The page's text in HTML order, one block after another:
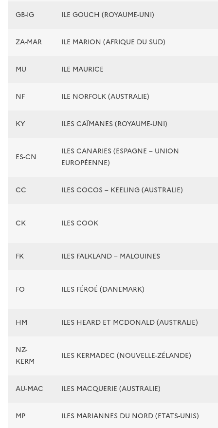
GB-IG ILE GOUCH (ROYAUME-UNI)
ZA-MAR ILE MARION (AFRIQUE DU SUD)
MU ILE MAURICE
NF ILE NORFOLK (AUSTRALIE)
KY ILES CAÏMANES (ROYAUME-UNI)
ES-CN
ILES CANARIES (ESPAGNE – UNION
EUROPÉENNE)
CC ILES COCOS – KEELING (AUSTRALIE)
CK ILES COOK
FK ILES FALKLAND – MALOUINES
FO ILES FÉROÉ (DANEMARK)
HM ILES HEARD ET MCDONALD (AUSTRALIE)
NZ-
KERM
ILES KERMADEC (NOUVELLE-ZÉLANDE)
AU-MAC ILES MACQUERIE (AUSTRALIE)
MP ILES MARIANNES DU NORD (ETATS-UNIS)